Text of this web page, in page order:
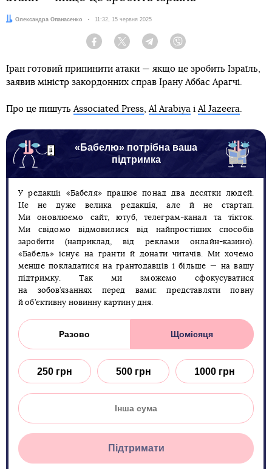
Автор:
Олександра Опанасенко Дата:
11:32, 15 червня 2025
Facebook Twitter Telegram
Іран готовий припинити атаки — якщо це зробить Ізраїль,
заявив міністр закордонних справ Ірану Аббас Арагчі.
Про це пишутьAssociated Press,Al Arabiya іAl Jazeera.
«Бабелю» потрібна ваша
підтримка
У редакції «Бабеля» працює понад два десятки людей.
Це не дуже велика редакція, але й не стартап.
Ми оновлюємо сайт, ютуб, телеграм-канал та тікток.
Ми свідомо відмовилися від найпростіших способів
заробити (наприклад, від реклами онлайн-казино).
«Бабель» існує на гранти й донати читачів. Ми хочемо
менше покладатися на грантодавців і більше — на вашу
підтримку. Так ми зможемо сфокусуватися
на зобов’язаннях перед вами: представляти повну
й об’єктивну новинну картину дня.
Разово Щомісяця
250 грн 500 грн 1000 грн
Підтримати